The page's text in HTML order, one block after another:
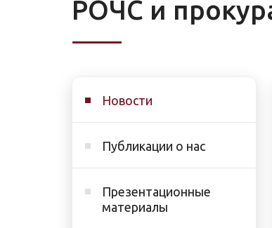
РОЧС и
Новости
Публикации о нас
Презентационные
материалы